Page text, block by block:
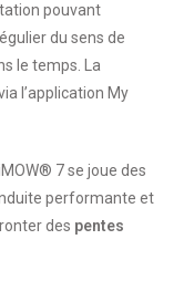
pouvant
du sens de
le temps. La
l’application My
7 se joue des
performante et
des pentes